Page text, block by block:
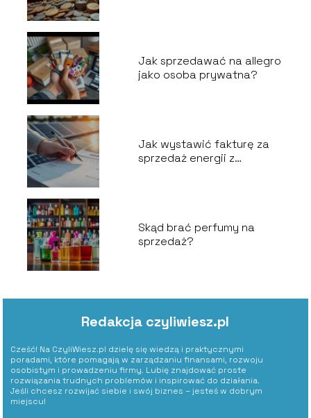
Jak sprzedawać na allegro
jako osoba prywatna?
Jak wystawić fakturę za
sprzedaż energii z
Skąd brać perfumy na
sprzedaż?
Redakcja czyliwiesz.pl
Cześć! Na CzyliWiesz.pl dzielę się wiedzą i praktycznymi
poradami, które pomagają w zarządzaniu finansami, rozwoju
osobistym i prowadzeniu firmy. Lubię znajdować proste
rozwiązania trudnych problemów i inspirować do działania.
Jeśli chcesz rozwijać siebie i swój biznes – jesteś w dobrym
miejscu!